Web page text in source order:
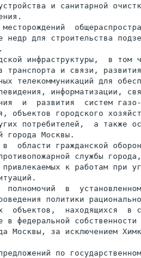
и санитарной
недр для строительства
инфраструктуры,  в том
транспорта и связи,
телекоммуникаций для
информатизации,
и  развития  систем
объектов городского
потребителей,  а также
города Москвы.
области гражданской
службы
к работам при
полномочий  в
политики
объектов,  находящихся  в
федеральной
Москвы, за исключением
по